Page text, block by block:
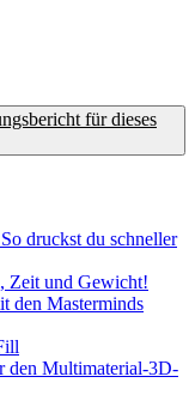
für dieses
druckst du schneller
Zeit und Gewicht!
den Masterminds
den Multimaterial-3D-